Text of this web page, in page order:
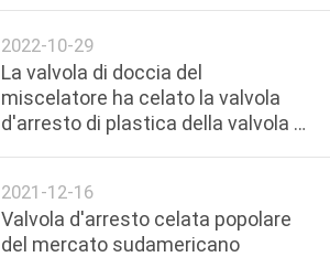
2022-10-29
La valvola di doccia del
miscelatore ha celato la valvola
d'arresto di plastica della valvola di
2021-12-16
Valvola d'arresto celata popolare
del mercato sudamericano